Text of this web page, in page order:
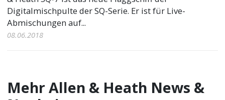
Digitalmischpulte der SQ-Serie. Er ist für Live-
Abmischungen auf...
08.06.2018
Mehr Allen & Heath News &